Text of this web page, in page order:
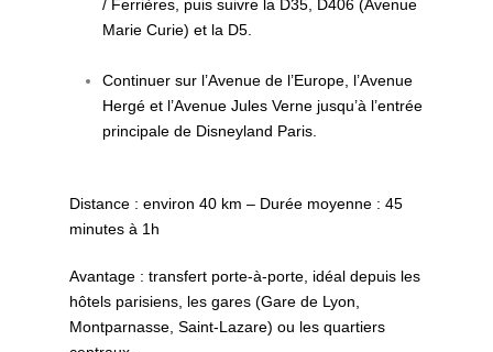
/ Ferrières, puis suivre la D35, D406 (Avenue
Marie Curie) et la D5.
Continuer sur l’Avenue de l’Europe, l’Avenue
Hergé et l’Avenue Jules Verne jusqu’à l’entrée
principale de Disneyland Paris.
Distance : environ 40 km – Durée moyenne : 45
minutes à 1h
Avantage : transfert porte-à-porte, idéal depuis les
hôtels parisiens, les gares (Gare de Lyon,
Montparnasse, Saint-Lazare) ou les quartiers